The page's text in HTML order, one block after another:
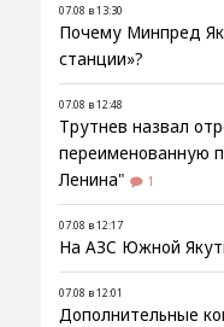
07.08 в 13:30
Почему Минпред
станции»?
07.08 в 12:48
Трутнев назвал
переименованную
Ленина"
1
07.08 в 12:17
На АЗС Южной
07.08 в 12:01
Дополнительные